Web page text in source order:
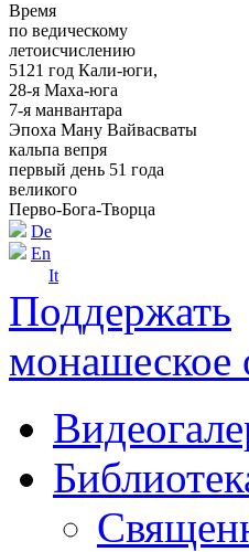
Время
по ведическому
летоисчислению
5121 год Кали-юги,
28-я Маха-юга
7-я манвантара
Эпоха Ману Вайвасваты
кальпа вепря
первый день 51 года
великого
Перво-Бога-Творца
De
En
It
Поддержать
монашеское